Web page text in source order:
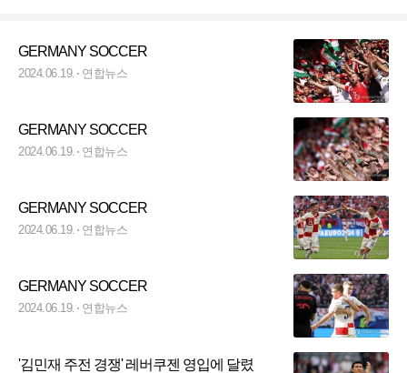
GERMANY SOCCER
2024.06.19. 연합뉴스
GERMANY SOCCER
2024.06.19. 연합뉴스
GERMANY SOCCER
2024.06.19. 연합뉴스
GERMANY SOCCER
2024.06.19. 연합뉴스
'김민재 주전 경쟁' 레버쿠젠 영입에 달렸